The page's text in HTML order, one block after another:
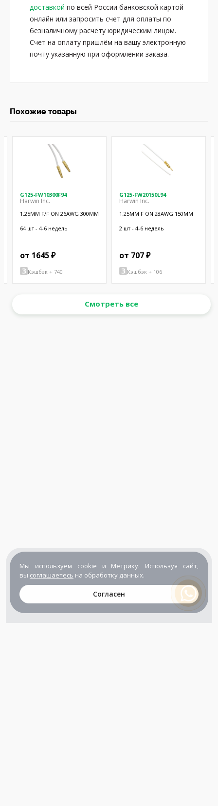
доставкой по всей России банковской картой
онлайн или запросить счет для оплаты по
безналичному расчету юридическим лицом.
Счет на оплату пришлём на вашу электронную
почту указанную при оформлении заказа.
Похожие товары
G125-FW10300F94
Harwin Inc.
1.25MM F/F ON 26AWG 300MM
64 шт - 4-6 недель
от 1645 ₽
Кэшбэк + 740
G125-FW20150L94
Harwin Inc.
1.25MM F ON 28AWG 150MM
2 шт - 4-6 недель
от 707 ₽
Кэшбэк + 106
Смотреть все
Мы используем cookie и Метрику. Используя сайт,
вы соглашаетесь на обработку данных.
Согласен